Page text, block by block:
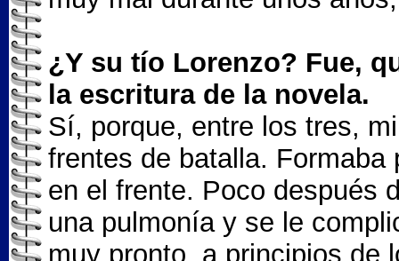
¿Y su tío Lorenzo? Fue,
la escritura de la novela.
Sí, porque, entre los tres,
frentes de batalla. Formaba
en el frente. Poco después
una pulmonía y se le
muy pronto, a principios de